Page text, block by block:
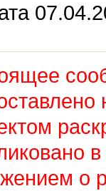
в
о